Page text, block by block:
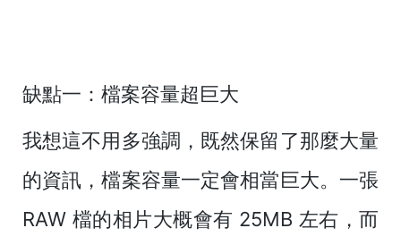
缺點一：檔案容量超巨大
我想這不用多強調，既然保留了那麼大量
的資訊，檔案容量一定會相當巨大。一張
RAW 檔的相片大概會有 25MB 左右，而